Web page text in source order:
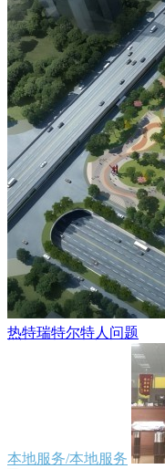
热特瑞特尔特人问题
本地服务/本地服务